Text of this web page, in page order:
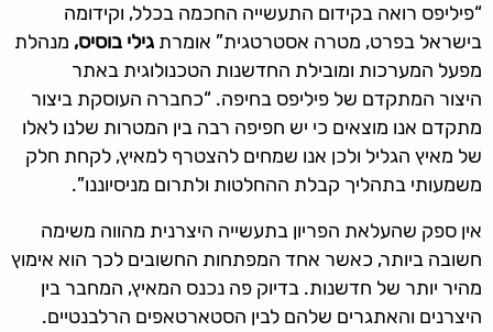
“פיליפס רואה בקידום התעשייה החכמה בכלל, וקידומה
בישראל בפרט, מטרה אסטרטגית” אומרת גילי בוסיס, מנהלת
מפעל המערכות ומובילת החדשנות הטכנולוגית באתר
היצור המתקדם של פיליפס בחיפה. “כחברה העוסקת ביצור
מתקדם אנו מוצאים כי יש חפיפה רבה בין המטרות שלנו לאלו
של מאיץ הגליל ולכן אנו שמחים להצטרף למאיץ, לקחת חלק
משמעותי בתהליך קבלת ההחלטות ולתרום מניסיוננו”.
אין ספק שהעלאת הפריון בתעשייה היצרנית מהווה משימה
חשובה ביותר, כאשר אחד המפתחות החשובים לכך הוא אימוץ
מהיר יותר של חדשנות. בדיוק פה נכנס המאיץ, המחבר בין
היצרנים והאתגרים שלהם לבין הסטארטאפים הרלבנטיים.